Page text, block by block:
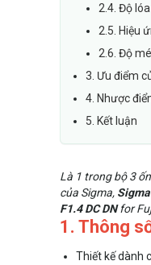
2.4. Độ
2.5. Hiệu
2.6. Độ
3. Ưu điểm
4. Nhược
5. Kết luận
Là 1 trong bộ 3
của Sigma,
F1.4 DC DNfor
1. Thông
Thiết kế dành